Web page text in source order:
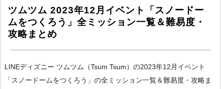
ツムツム 2023年12月イベント「スノードー
ムをつくろう」全ミッション一覧＆難易度・
攻略まとめ
LINEディズニー ツムツム（Tsum Tsum）の2023年12月イベント
「スノードームをつくろう」の全ミッション一覧＆難易度・攻略ま